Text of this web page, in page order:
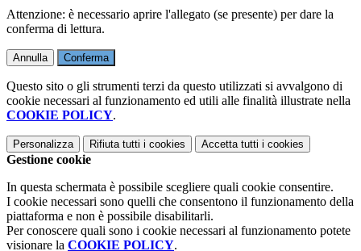
Attenzione: è necessario aprire l'allegato (se presente) per dare la
conferma di lettura.
Annulla Conferma
Questo sito o gli strumenti terzi da questo utilizzati si avvalgono di
cookie necessari al funzionamento ed utili alle finalità illustrate nella
COOKIE POLICY.
Personalizza Rifiuta tutti i cookies Accetta tutti i cookies
Gestione cookie
In questa schermata è possibile scegliere quali cookie consentire.
I cookie necessari sono quelli che consentono il funzionamento della
piattaforma e non è possibile disabilitarli.
Per conoscere quali sono i cookie necessari al funzionamento potete
visionare la COOKIE POLICY.